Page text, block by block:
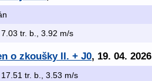
tr. b., 3.92 m/s
o zkoušky II. + J0, 19. 04. 2026
tr. b., 3.53 m/s